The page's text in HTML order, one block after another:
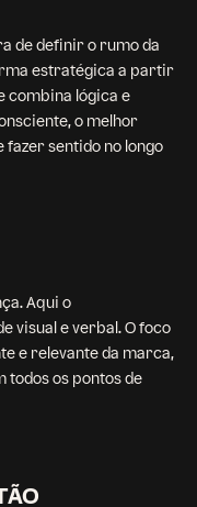
de definir o rumo da
estratégica a partir
combina lógica e
o melhor
sentido no longo
Aqui o
visual e verbal. O foco
e relevante da marca,
todos os pontos de